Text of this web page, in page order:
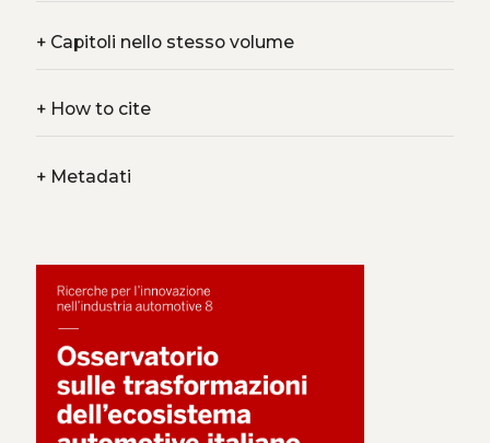
+Capitoli nello stesso volume
+How to cite
+Metadati